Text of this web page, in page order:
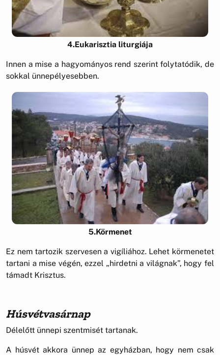
4.Eukarisztia liturgiája
Innen a mise a hagyományos rend szerint folytatódik, de
sokkal ünnepélyesebben.
5.Körmenet
Ez nem tartozik szervesen a vigíliához. Lehet körmenetet
tartani a mise végén, ezzel „hirdetni a világnak”, hogy fel
támadt Krisztus.
Húsvétvasárnap
Délelőtt ünnepi szentmisét tartanak.
A húsvét akkora ünnep az egyházban, hogy nem csak